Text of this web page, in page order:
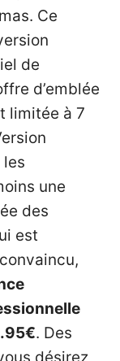
Ce
de
d’emblée
limitée à 7
les
une
des
est
. Des